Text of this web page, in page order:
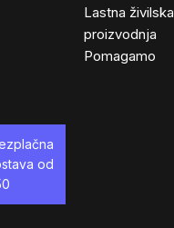
Lastna živilska
proizvodnja
Pomagamo
od